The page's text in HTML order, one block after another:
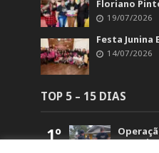
Floriano
19/07/2026
Festa Junina
14/07/2026
TOP 5 – 15 DIAS
1º